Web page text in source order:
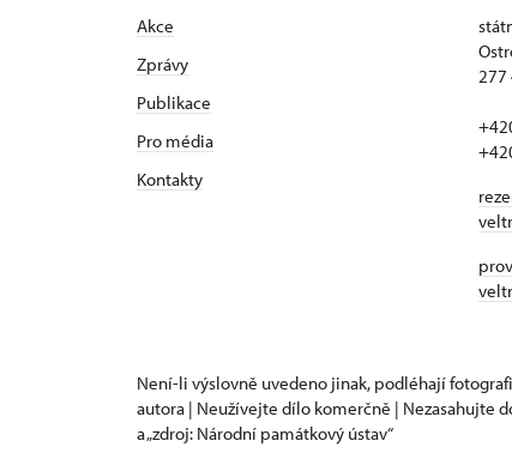
Akce
Zprávy
Publikace
Pro média
Kontakty
277
Není-li výslovně uvedeno jinak, podléhají
autora | Neužívejte dílo komerčně | Nezasahujte
a „zdroj: Národní památkový ústav“